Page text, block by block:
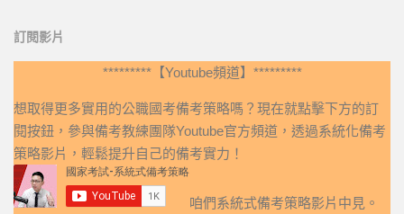
訂閱影片
*********【Youtube頻道】*********
想取得更多實用的公職國考備考策略嗎？現在就點擊下方的訂
閱按鈕，參與備考教練團隊Youtube官方頻道，透過系統化備考
策略影片，輕鬆提升自己的備考實力！
咱們系統式備考策略影片中見。